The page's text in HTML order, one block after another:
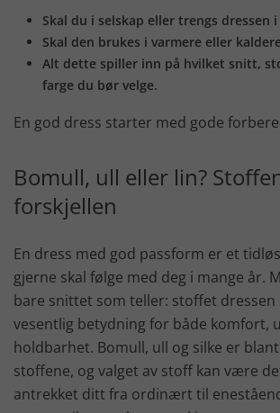
Skal du i selskap eller trengs dressen
Skal den brukes i varmere eller
Alt dette spiller inn på hvilket snitt,
farge du bør velge.
En god dress starter med gode
Bomull, ull eller lin?
forskjellen
En dress med god passform er et
gjerne skal følge med deg i mange år.
bare snittet som teller: stoffet dressen
vesentlig betydning for både komfort,
holdbarhet. Bomull, ull og silke er
stoffene, og valget av stoff kan være
antrekket ditt fra ordinært til